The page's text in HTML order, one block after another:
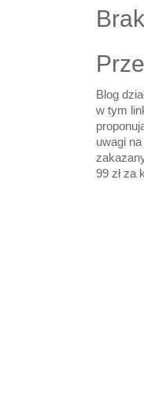
Blog
w tym
uwagi
99 zł za